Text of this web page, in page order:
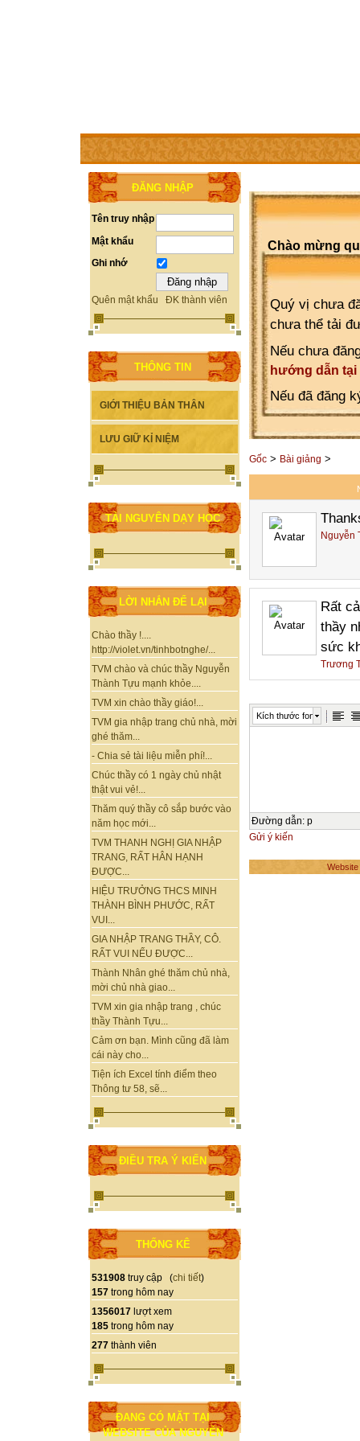
TRANG CHỦ THÀNH VIÊN TRỢ GIÚP WEBSITE
ĐĂNG NHẬP
Tên truy nhập
Mật khẩu
Ghi nhớ
Quên mật khẩu ĐK thành viên
THÔNG TIN
GIỚI THIỆU BẢN THÂN
LƯU GIỮ KỈ NIỆM
TÀI NGUYÊN DẠY HỌC
LỜI NHẮN ĐỂ LẠI
Chào thầy !....
http://violet.vn/tinhbotnghe/...
TVM chào và chúc thầy Nguyễn
Thành Tựu mạnh khỏe....
TVM xin chào thầy giáo!...
TVM gia nhập trang chủ nhà, mời
ghé thăm...
- Chia sẻ tài liệu miễn phí!...
Chúc thầy có 1 ngày chủ nhật
thật vui vẻ!...
Thăm quý thầy cô sắp bước vào
năm học mới...
TVM THANH NGHỊ GIA NHẬP
TRANG, RẤT HÂN HẠNH
ĐƯỢC...
HIỆU TRƯỞNG THCS MINH
THÀNH BÌNH PHƯỚC, RẤT
VUI...
GIA NHẬP TRANG THẦY, CÔ.
RẤT VUI NẾU ĐƯỢC...
Thành Nhân ghé thăm chủ nhà,
mời chủ nhà giao...
TVM xin gia nhập trang , chúc
thầy Thành Tựu...
Cảm ơn bạn. Mình cũng đã làm
cái này cho...
Tiện ích Excel tính điểm theo
Thông tư 58, sẽ...
ĐIỀU TRA Ý KIẾN
THỐNG KÊ
531908 truy cập (chi tiết)
157 trong hôm nay
1356017 lượt xem
185 trong hôm nay
277 thành viên
ĐANG CÓ MẶT TẠI
WEBSITE CỦA NGUYỄN
Chào mừng
Quý vị chưa
chưa thể tải
Nếu chưa
hướng dẫn tại
Nếu đã đăng
Gốc > Bài giảng >
Nguyễn
Rất
thầy
sức
Trương
Kích thước font
Đường dẫn: p
Gửi ý kiến